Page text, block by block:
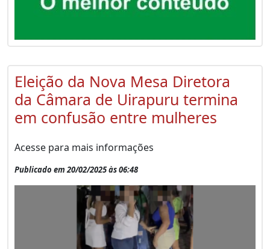
Eleição da Nova Mesa Diretora
da Câmara de Uirapuru termina
em confusão entre mulheres
Acesse para mais informações
Publicado em 20/02/2025 às 06:48